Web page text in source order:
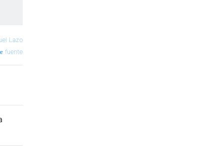
Lazo
fuente